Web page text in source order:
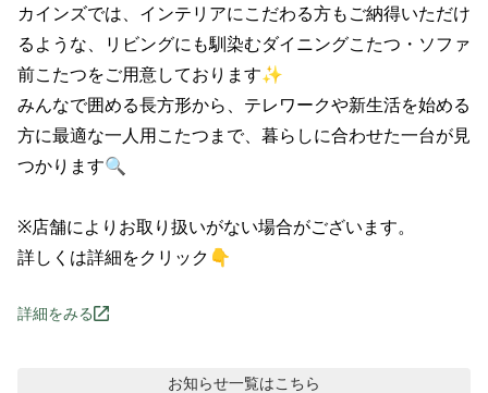
カインズでは、インテリアにこだわる方もご納得いただけ
るような、リビングにも馴染むダイニングこたつ・ソファ
前こたつをご用意しております✨
みんなで囲める長方形から、テレワークや新生活を始める
方に最適な一人用こたつまで、暮らしに合わせた一台が見
つかります🔍
※店舗によりお取り扱いがない場合がございます。
詳しくは詳細をクリック👇
詳細をみる
お知らせ一覧はこちら